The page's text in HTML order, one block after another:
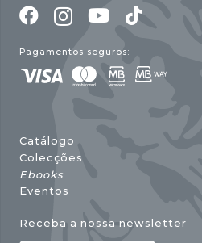
Pagamentos seguros:
Catálogo
Colecções
Ebooks
Eventos
Receba a nossa newsletter